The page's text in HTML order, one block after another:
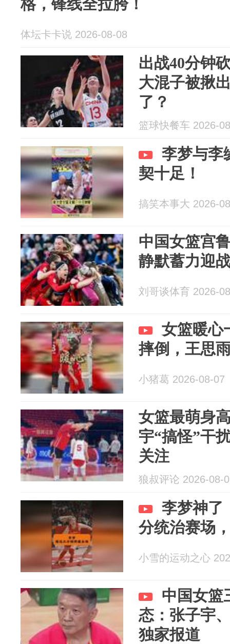
格，锋线全拉胯！
体坛卡卡说 2026-08-08
出战40分钟
大混子被揪
了？
篮球快餐车 2026-
李梦与李
契十足！
搞笑本事大 2026-
中国女篮宫
静默蓄力迎
刘哥谈体育 2026-
女篮暖心
摔倒，王思
小猪葛 2026-08-07
女篮最萌身
宇“搞怪”干
关注
狼叔评论 2026-08-
李梦神了
分统治赛场
小雪的运动之心
中国女篮
态：张子宇
独家报道